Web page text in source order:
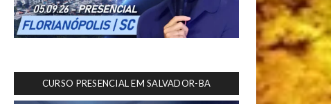
CURSO PRESENCIAL EM SALVADOR-BA